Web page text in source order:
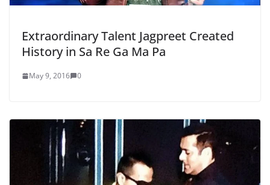
Extraordinary Talent Jagpreet Created
History in Sa Re Ga Ma Pa
May 9, 2016 0